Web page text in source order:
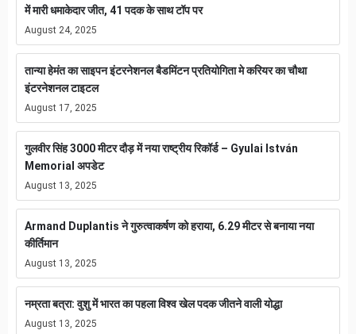
में मारी धमाकेदार जीत, 41 पदक के साथ टॉप पर
August 24, 2025
तान्या हेमंत का साइपन इंटरनेशनल बैडमिंटन प्रतियोगिता मे करियर का चौथा
इंटरनेशनल टाइटल
August 17, 2025
गुलवीर सिंह 3000 मीटर दौड़ में नया राष्ट्रीय रिकॉर्ड – Gyulai István
Memorial अपडेट
August 13, 2025
Armand Duplantis ने गुरुत्वाकर्षण को हराया, 6.29 मीटर से बनाया नया
कीर्तिमान
August 13, 2025
नम्रता बत्रा: वुशु में भारत का पहला विश्व खेल पदक जीतने वाली योद्धा
August 13, 2025